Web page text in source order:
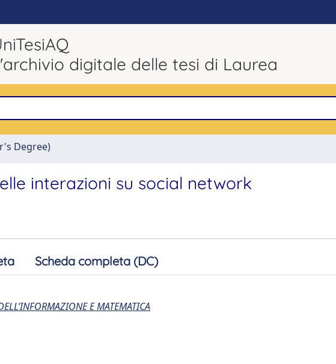
digitale delle tesi di Laurea
Degree)
interazioni su social network
Scheda completa (DC)
E MATEMATICA